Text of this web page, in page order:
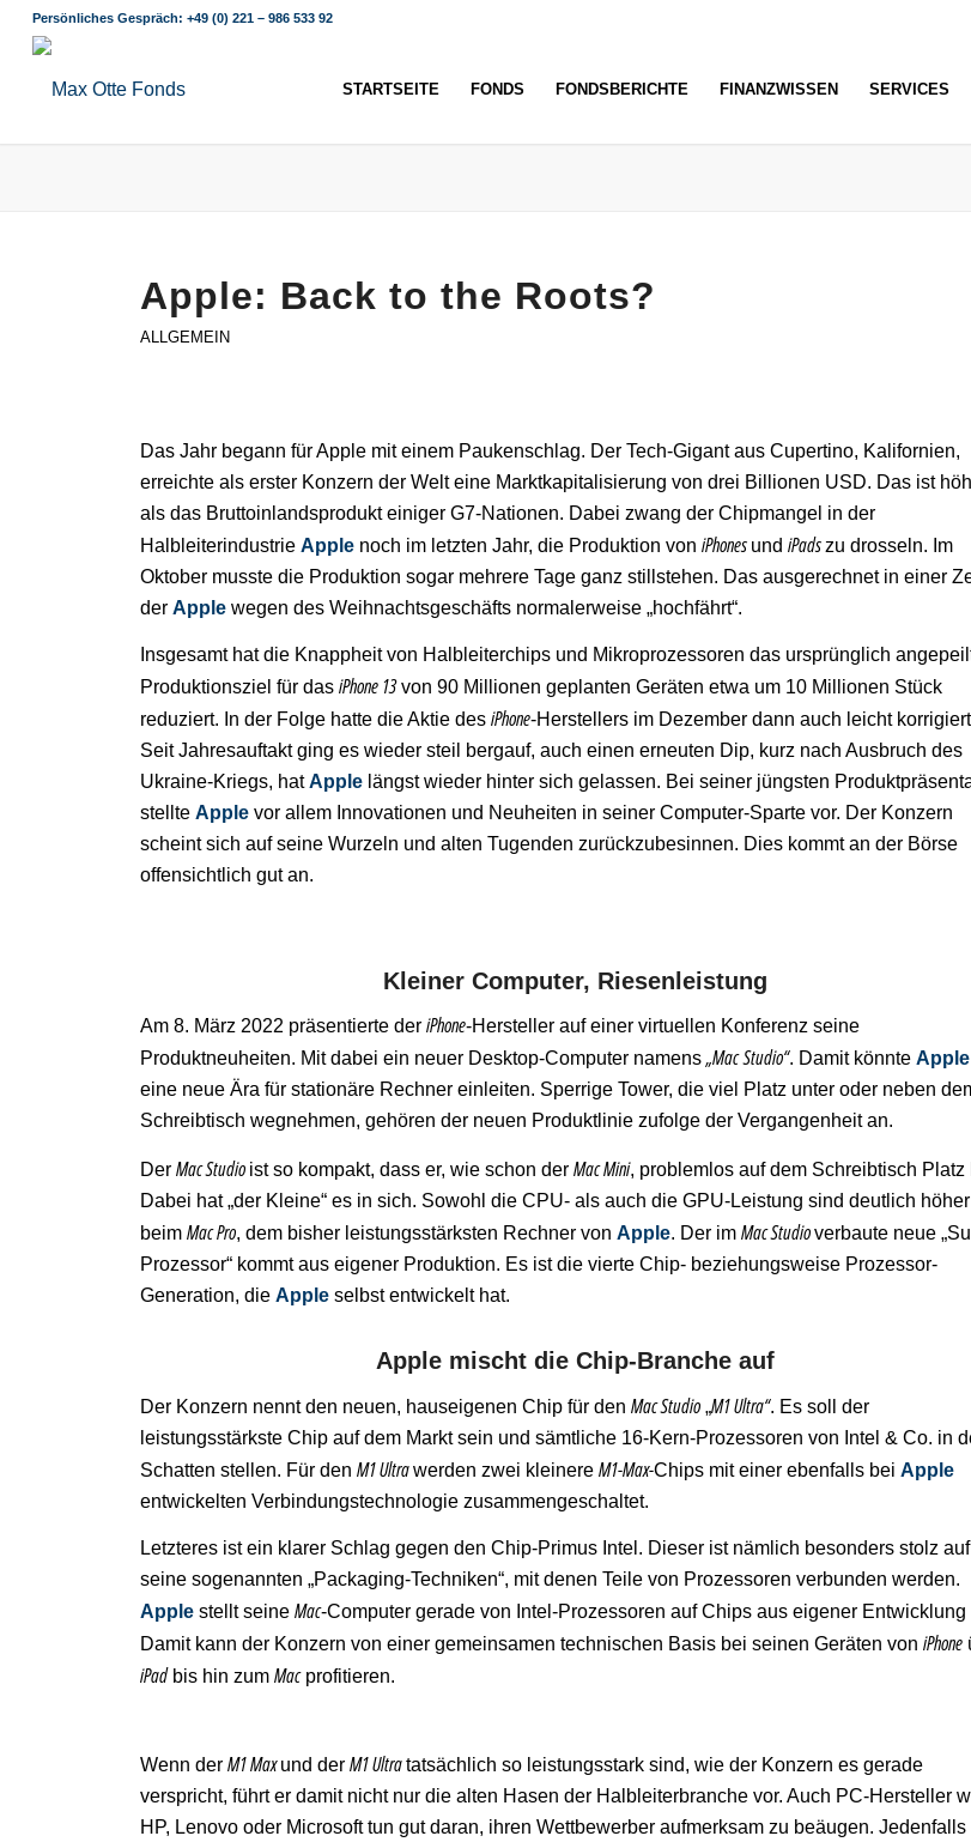
Persönliches Gespräch: +49 (0) 221 – 986 533 92
STARTSEITE FONDS FONDSBERICHTE FINANZWISSEN SERVICES
Apple: Back to the Roots?
ALLGEMEIN
Das Jahr begann für Apple mit einem Paukenschlag. Der Tech-Gigant aus Cupertino, Kalifornien,
erreichte als erster Konzern der Welt eine Marktkapitalisierung von drei Billionen USD. Das ist
als das Bruttoinlandsprodukt einiger G7-Nationen. Dabei zwang der Chipmangel in der
HalbleiterindustrieApple noch im letzten Jahr, die Produktion voniPhones undiPadszu drosseln. Im
Oktober musste die Produktion sogar mehrere Tage ganz stillstehen. Das ausgerechnet in einer
derApple wegen des Weihnachtsgeschäfts normalerweise „hochfährt“.
Insgesamt hat die Knappheit von Halbleiterchips und Mikroprozessoren das ursprünglich
Produktionsziel für dasiPhone 13von 90 Millionen geplanten Geräten etwa um 10 Millionen Stück
reduziert. In der Folge hatte die Aktie desiPhone-Herstellers im Dezember dann auch leicht
Seit Jahresauftakt ging es wieder steil bergauf, auch einen erneuten Dip, kurz nach Ausbruch des
Ukraine-Kriegs, hatApple längst wieder hinter sich gelassen. Bei seiner jüngsten
stellteApple vor allem Innovationen und Neuheiten in seiner Computer-Sparte vor. Der Konzern
scheint sich auf seine Wurzeln und alten Tugenden zurückzubesinnen. Dies kommt an der Börse
offensichtlich gut an.
Kleiner Computer, Riesenleistung
Am 8. März 2022 präsentierte deriPhone-Hersteller auf einer virtuellen Konferenz seine
Produktneuheiten. Mit dabei ein neuer Desktop-Computer namens„MacStudio“. Damit könnteApple
eine neue Ära für stationäre Rechner einleiten. Sperrige Tower, die viel Platz unter oder neben
Schreibtisch wegnehmen, gehören der neuen Produktlinie zufolge der Vergangenheit an.
DerMac Studio ist so kompakt, dass er, wie schon derMac Mini, problemlos auf dem Schreibtisch Platz
Dabei hat „der Kleine“ es in sich. Sowohl die CPU- als auch die GPU-Leistung sind deutlich
beimMac Pro, dem bisher leistungsstärksten Rechner vonApple. Der imMac Studioverbaute neue
Prozessor“ kommt aus eigener Produktion. Es ist die vierte Chip- beziehungsweise Prozessor-
Generation, dieApple selbst entwickelt hat.
Apple mischt die Chip-Branche auf
Der Konzern nennt den neuen, hauseigenen Chip für denMac Studio „M1 Ultra“. Es soll der
leistungsstärkste Chip auf dem Markt sein und sämtliche 16-Kern-Prozessoren von Intel & Co. in
Schatten stellen. Für denM1 Ultrawerden zwei kleinereM1-Max-Chips mit einer ebenfalls beiApple
entwickelten Verbindungstechnologie zusammengeschaltet.
Letzteres ist ein klarer Schlag gegen den Chip-Primus Intel. Dieser ist nämlich besonders stolz auf
seine sogenannten „Packaging-Techniken“, mit denen Teile von Prozessoren verbunden werden.
Apple stellt seineMac-Computer gerade von Intel-Prozessoren auf Chips aus eigener Entwicklung
Damit kann der Konzern von einer gemeinsamen technischen Basis bei seinen Geräten voniPhone
iPad bis hin zumMacprofitieren.
Wenn derM1 Maxund derM1 Ultratatsächlich so leistungsstark sind, wie der Konzern es gerade
verspricht, führt er damit nicht nur die alten Hasen der Halbleiterbranche vor. Auch PC-Hersteller
HP, Lenovo oder Microsoft tun gut daran, ihren Wettbewerber aufmerksam zu beäugen. Jedenfalls